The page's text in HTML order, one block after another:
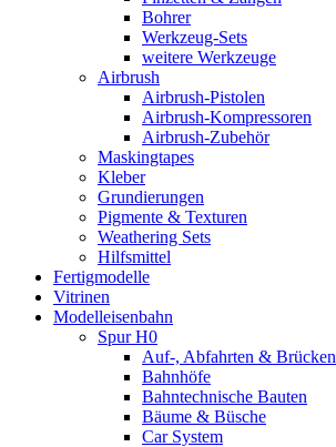
Bohrer
Werkzeug-Sets
weitere Werkzeuge
Airbrush
Airbrush-Pistolen
Airbrush-Kompressoren
Airbrush-Zubehör
Maskingtapes
Kleber
Grundierungen
Pigmente & Texturen
Weathering Sets
Hilfsmittel
Fertigmodelle
Vitrinen
Modelleisenbahn
Spur H0
Auf-, Abfahrten & Brücken
Bahnhöfe
Bahntechnische Bauten
Bäume & Büsche
Car System